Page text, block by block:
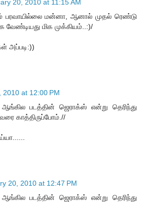
20, 2010 at 11:15 AM
பரவாயில்லை மன்னா, ஆனால் முதல் ரெண்டு
வேண்டியது மிக முக்கியம்..:)/
அப்படி:))
2010 at 12:00 PM
படத்தின் ஜெராக்ஸ் என்று தெரிந்து
காத்திருப்போம்.//
20, 2010 at 12:47 PM
படத்தின் ஜெராக்ஸ் என்று தெரிந்து